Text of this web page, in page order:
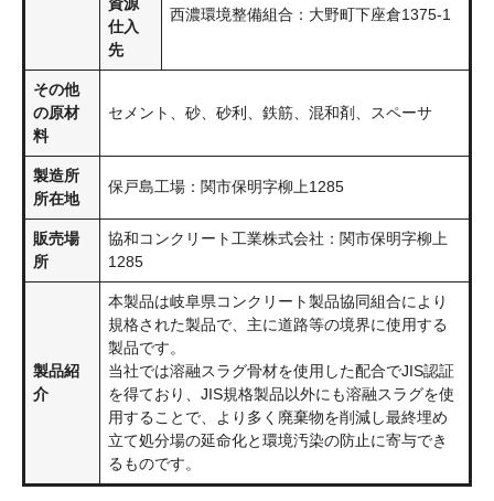
仕入
先
西濃環境整備組合：大野町下座倉1375-1
その他
の原材
料
セメント、砂、砂利、鉄筋、混和剤、スペーサ
製造所
所在地
保戸島工場：関市保明字柳上1285
販売場
所
協和コンクリート工業株式会社：関市保明字柳上
1285
製品紹
介
本製品は岐阜県コンクリート製品協同組合により
規格された製品で、主に道路等の境界に使用する
製品です。
当社では溶融スラグ骨材を使用した配合でJIS認証
を得ており、JIS規格製品以外にも溶融スラグを使
用することで、より多く廃棄物を削減し最終埋め
立て処分場の延命化と環境汚染の防止に寄与でき
るものです。